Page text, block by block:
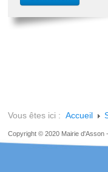
Vous êtes ici : Accueil
Copyright © 2020 Mairie d'Asson